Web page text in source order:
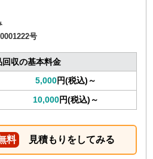
号
回収の基本料金
5,000円(税込)～
10,000円(税込)～
料 見積もりをしてみる